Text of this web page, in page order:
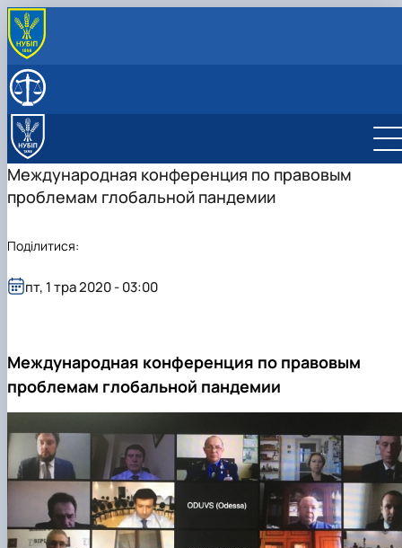
ПРО КАФЕДРУ
Навчальний процес
Навчальна практика
Інші види робіт
НАВЧАЛЬНИЙ КАБІНЕТ «ЗАЛА СУДОВИХ ЗАСІДАНЬ»
Международная конференция по правовым
проблемам глобальной пандемии
Международная конференция по правовым
проблемам глобальной пандемии
пт, 1 тра 2020 - 03:00
Поділитися: